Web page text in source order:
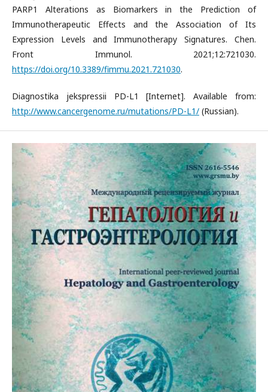
PARP1 Alterations as Biomarkers in the Prediction of
Immunotherapeutic Effects and the Association of Its
Expression Levels and Immunotherapy Signatures. Chen.
Front Immunol. 2021;12:721030.
https://doi.org/10.3389/fimmu.2021.721030.
Diagnostika jekspressii PD-L1 [Internet]. Available from:
http://www.cancergenome.ru/mutations/PD-L1/ (Russian).